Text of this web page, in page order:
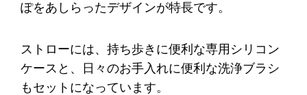
ぽをあしらったデザインが特長です。
ストローには、持ち歩きに便利な専用シリコン
ケースと、日々のお手入れに便利な洗浄ブラシ
もセットになっています。